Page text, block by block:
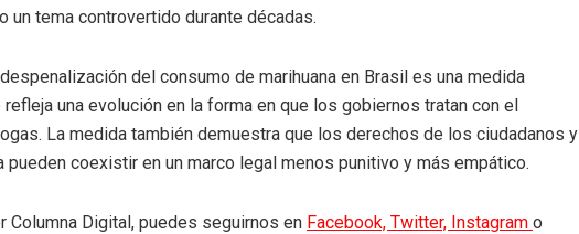
un tema controvertido durante décadas.
del consumo de marihuana en Brasil es una medida
una evolución en la forma en que los gobiernos tratan con el
La medida también demuestra que los derechos de los ciudadanos y
pueden coexistir en un marco legal menos punitivo y más empático.
Columna Digital, puedes seguirnos en Facebook, Twitter, Instagram o